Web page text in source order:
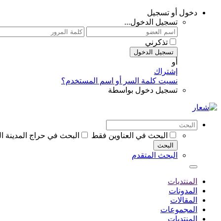
دخول أو تسجيل
تسجيل الدخول...
تذكرني
تسجيل الدخول
أو
إشتراك
نسيت كلمة السر أو اسم المستخدم؟
تسجيل دخول بواسطة
البحث في العناوين فقط البحث في حراج المدينة
البحث
البحث المتقدم
المنتديات
المدونات
المقالات
المجموعات
المنتديات